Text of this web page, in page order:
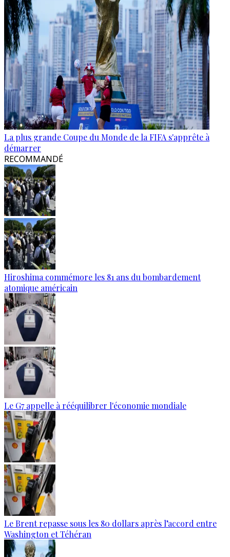
La plus grande Coupe du Monde de la FIFA s'apprête à
démarrer
RECOMMANDÉ
Hiroshima commémore les 81 ans du bombardement
atomique américain
Le G7 appelle à rééquilibrer l'économie mondiale
Le Brent repasse sous les 80 dollars après l’accord entre
Washington et Téhéran